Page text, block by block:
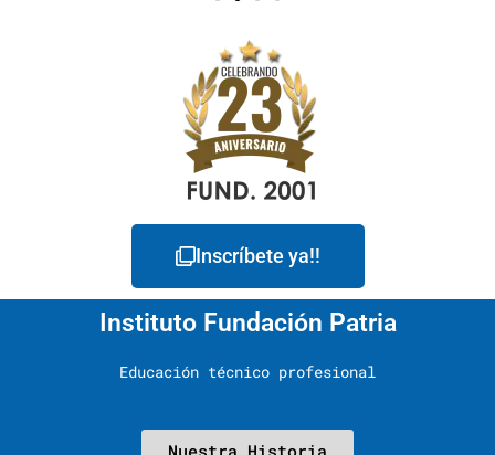
Inscríbete ya!!
Instituto Fundación Patria
Educación técnico profesional
Nuestra Historia